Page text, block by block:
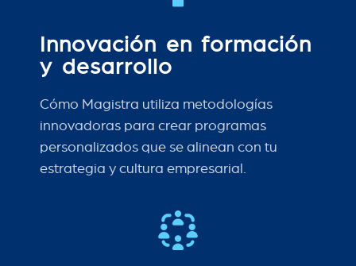
Innovación en formación
y desarrollo
Cómo Magistra utiliza metodologías
innovadoras para crear programas
personalizados que se alinean con tu
estrategia y cultura empresarial.